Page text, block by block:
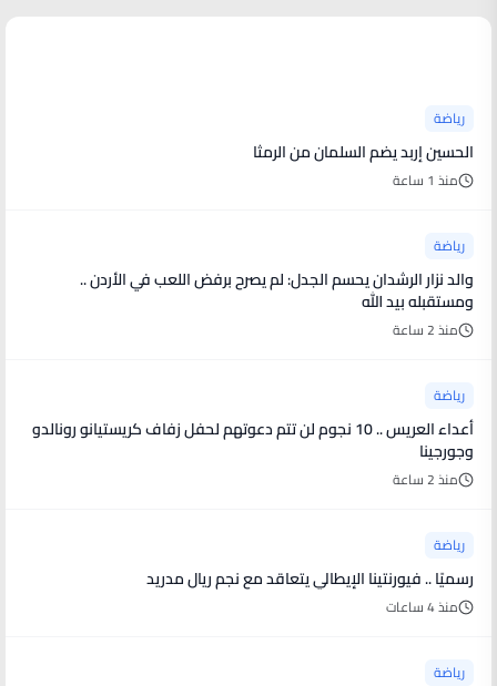
رياضة
الحسين إربد يضم السلمان من الرمثا
منذ 1 ساعة
رياضة
والد نزار الرشدان يحسم الجدل: لم يصرح برفض اللعب في الأردن ..
ومستقبله بيد الله
منذ 2 ساعة
رياضة
أعداء العريس .. 10 نجوم لن تتم دعوتهم لحفل زفاف كريستيانو رونالدو
وجورجينا
منذ 2 ساعة
رياضة
رسميًا .. فيورنتينا الإيطالي يتعاقد مع نجم ريال مدريد
منذ 4 ساعات
رياضة